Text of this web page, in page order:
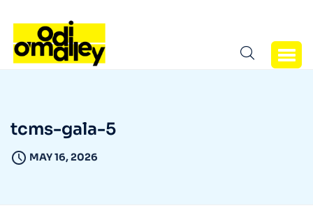
tcms-gala-5
MAY 16, 2026